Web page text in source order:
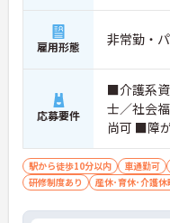
雇用形態 非常勤・
応募要件
■介護系
士／社会
尚可 ■障
駅から徒歩10分以内 車通勤可
研修制度あり
産休･育休･介護